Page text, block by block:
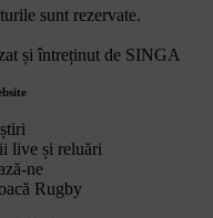
sunt rezervate.
și întreținut de SINGA
live și reluări
ne
Rugby